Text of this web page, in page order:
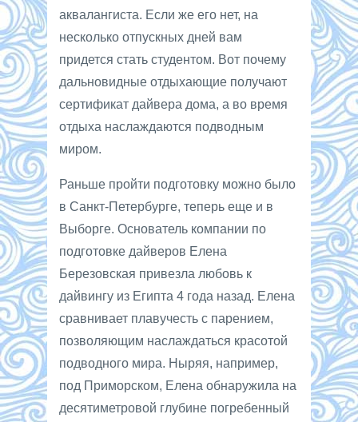
аквалангиста. Если же его нет, на
несколько отпускных дней вам
придется стать студентом. Вот почему
дальновидные отдыхающие получают
сертификат дайвера дома, а во время
отдыха наслаждаются подводным
миром.
Раньше пройти подготовку можно было
в Санкт-Петербурге, теперь еще и в
Выборге. Основатель компании по
подготовке дайверов Елена
Березовская привезла любовь к
дайвингу из Египта 4 года назад. Елена
сравнивает плавучесть с парением,
позволяющим наслаждаться красотой
подводного мира. Ныряя, например,
под Приморском, Елена обнаружила на
десятиметровой глубине погребенный